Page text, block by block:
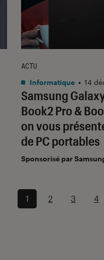
Samsung
Book2 Pro &
on vous
de PC portables
ACTU
Informatique • 14
Sponsorisé par
1 2 3 4